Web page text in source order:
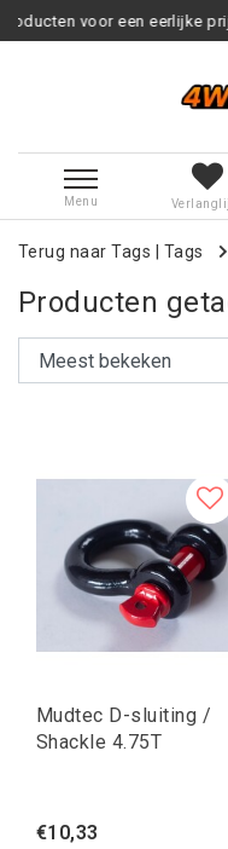
prijs
Menu
Terug naar Tags Tags
Producten
Mudtec D-sluiting /
Shackle 4.75T
€10,33